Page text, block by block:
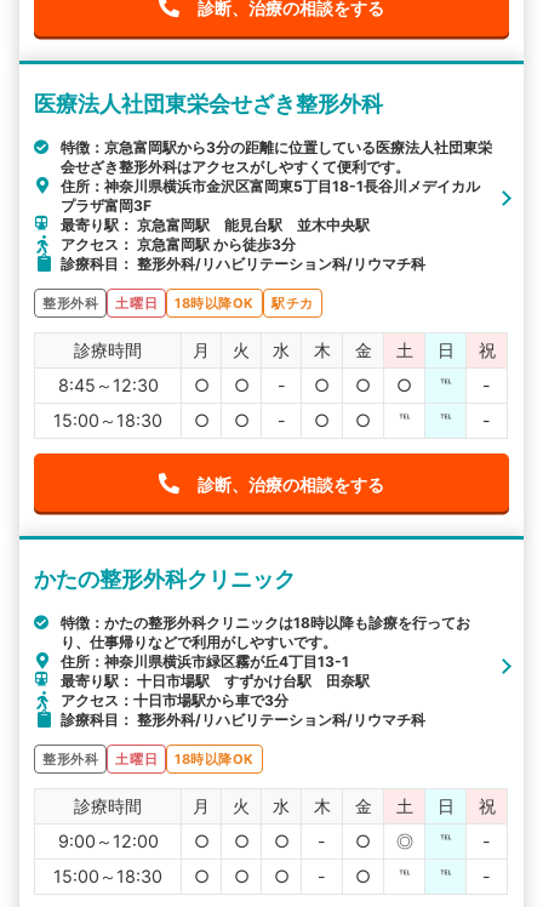
診断、治療の相談をする
医療法人社団東栄会せざき整形外科
特徴：京急富岡駅から3分の距離に位置している医療法人社団東栄
会せざき整形外科はアクセスがしやすくて便利です。
住所：神奈川県横浜市金沢区富岡東5丁目18-1長谷川メデイカル
プラザ富岡3F
最寄り駅： 京急富岡駅 能見台駅 並木中央駅
アクセス： 京急富岡駅 から徒歩3分
診療科目： 整形外科/リハビリテーション科/リウマチ科
整形外科 土曜日 18時以降OK 駅チカ
診療時間 月 火 水 木 金 土 日
祝
8:45～12:30
○ ○ - ○ ○ ○ ℡
-
15:00～18:30
○ ○ - ○ ○ ℡ ℡ -
診断、治療の相談をする
かたの整形外科クリニック
特徴：かたの整形外科クリニックは18時以降も診療を行ってお
り、仕事帰りなどで利用がしやすいです。
住所：神奈川県横浜市緑区霧が丘4丁目13-1
最寄り駅： 十日市場駅 すずかけ台駅 田奈駅
アクセス：十日市場駅から車で3分
診療科目： 整形外科/リハビリテーション科/リウマチ科
整形外科 土曜日 18時以降OK
診療時間 月 火 水 木 金 土 日
祝
9:00～12:00
○ ○ ○ - ○ ◎ ℡
-
15:00～18:30
○ ○ ○ - ○ ℡ ℡ -